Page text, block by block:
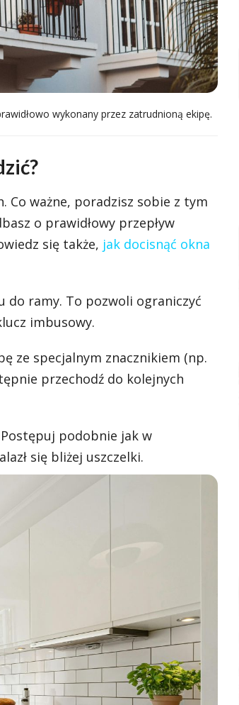
wykonany przez zatrudnioną ekipę.
Co ważne, poradzisz sobie z tym
o prawidłowy przepływ
się także, jak docisnąć okna
do ramy. To pozwoli ograniczyć
imbusowy.
ze specjalnym znacznikiem (np.
przechodź do kolejnych
podobnie jak w
się bliżej uszczelki.